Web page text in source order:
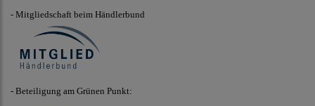
- Mitgliedschaft beim Händlerbund
- Beteiligung am Grünen Punkt: